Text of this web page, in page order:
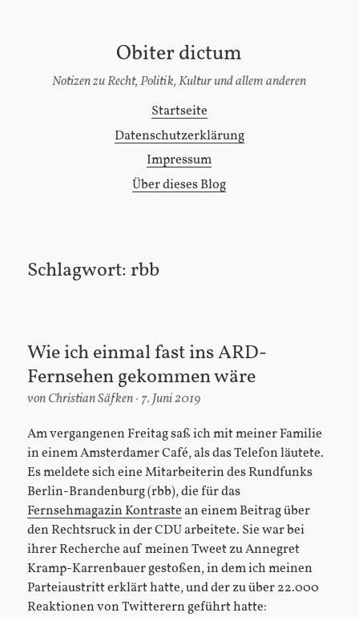
springen]
Obiter dictum
Notizen zu Recht, Politik, Kultur und allem anderen
Hauptmenü
Startseite
Datenschutzerklärung
Impressum
Über dieses Blog
Schlagwort: rbb
Wie ich einmal fast ins ARD-
Fernsehen gekommen wäre
vonChristian Säfken 7. Juni 2019
Am vergangenen Freitag saß ich mit meiner Familie
in einem Amsterdamer Café, als das Telefon läutete.
Es meldete sich eine Mitarbeiterin des Rundfunks
Berlin-Brandenburg (rbb), die für das
Fernsehmagazin Kontrastean einem Beitrag über
den Rechtsruck in der CDU arbeitete. Sie war bei
ihrer Recherche auf meinen Tweet zu Annegret
Kramp-Karrenbauer gestoßen, in dem ich meinen
Parteiaustritt erklärt hatte, und der zu über 22.000
Reaktionen von Twitterern geführt hatte: